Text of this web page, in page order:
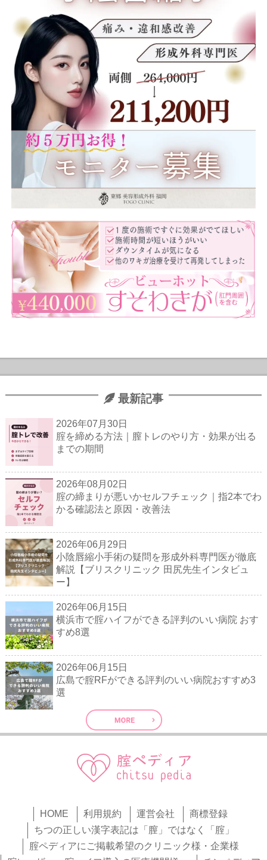
最新記事
2026年07月30日
腟を締める方法｜膣トレのやり方・効果が出る
までの期間
2026年08月02日
腟の締まりが悪いかセルフチェック｜指2本でわ
かる確認法と原因・改善法
2026年06月29日
小陰唇縮小手術の疑問を形成外科専門医が徹底
解説【ブリスクリニック 田尻先生インタビュ
ー】
2026年06月15日
横浜市で腟ハイフができる評判のいい病院 おす
すめ8選
2026年06月15日
広島で腟RFができる評判のいい病院おすすめ3
選
HOME 利用規約 運営会社
商標登録
ちつの正しい漢字表記は「膣」ではなく「腟」
腟ペディアにご掲載希望のクリニック様・企業様